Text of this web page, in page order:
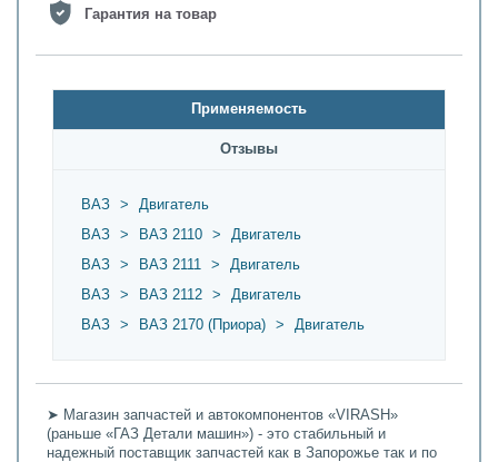
Гарантия на товар
Применяемость
Oтзывы
ВАЗ >
Двигатель
ВАЗ
> ВАЗ 2110 >
Двигатель
ВАЗ
> ВАЗ 2111 >
Двигатель
ВАЗ
> ВАЗ 2112 >
Двигатель
ВАЗ
> ВАЗ 2170 (Приора) > Двигатель
➤ Магазин запчастей и автокомпонентов «VIRASH»
(раньше «ГАЗ Детали машин») - это стабильный и
надежный поставщик запчастей как в Запорожье так и по